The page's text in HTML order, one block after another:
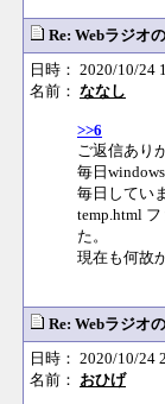
Re: Webラジオ
日時： 2020/10/24
名前： ななし
>>6
ご返信あり
毎日
毎日してい
temp.html
た。
現在も何故
Re: Webラジオ
日時： 2020/10/24
名前： おひげ